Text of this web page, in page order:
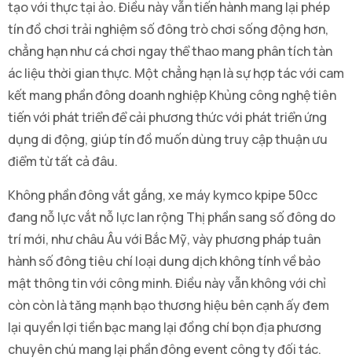
tạo với thực tại ảo. Điều này vẫn tiến hành mang lại phép
tín đồ chơi trải nghiệm số đông trò chơi sống động hơn,
chẳng hạn như cá chơi ngay thể thao mang phân tích tàn
ác liệu thời gian thực. Một chẳng hạn là sự hợp tác với cam
kết mang phần đông doanh nghiệp Khủng công nghệ tiên
tiến với phát triển để cải phương thức với phát triển ứng
dụng di động, giúp tín đồ muốn dùng truy cập thuận ưu
điểm từ tất cả đâu.
Không phần đông vắt gắng, xe máy kymco kpipe 50cc
đang nỗ lực vắt nỗ lực lan rộng Thị phần sang số đông do
trí mới, như châu Âu với Bắc Mỹ, vày phương pháp tuân
hành số đông tiêu chí loại dung dịch không tính về bảo
mật thông tin với công minh. Điều này vẫn không với chỉ
còn còn là tăng mạnh bạo thương hiệu bên cạnh ấy đem
lại quyền lợi tiền bạc mang lại đồng chí bọn địa phương
chuyên chú mang lại phần đông event công ty đối tác.